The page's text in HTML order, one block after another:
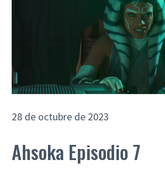
28 de octubre de 2023
Ahsoka Episodio 7